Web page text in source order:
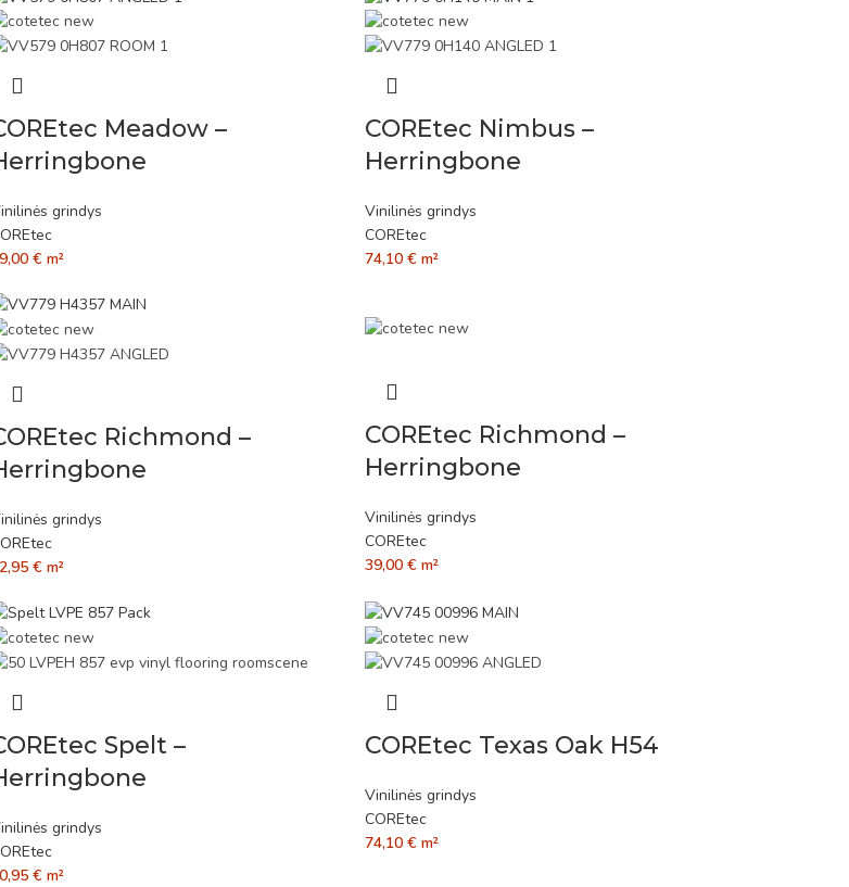
Meadow –
grindys
€ m²
COREtec Nimbus –
Herringbone
Vinilinės grindys
COREtec
74,10 € m²
Richmond –
grindys
€ m²
COREtec Richmond –
Herringbone
Vinilinės grindys
COREtec
39,00 € m²
Spelt –
grindys
€ m²
COREtec Texas Oak H54
Vinilinės grindys
COREtec
74,10 € m²